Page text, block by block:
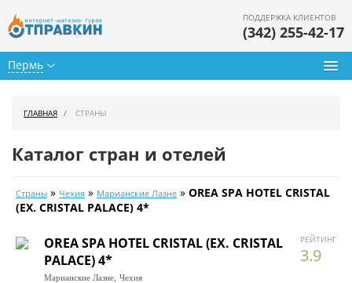
Пермь
ПОДДЕРЖКА КЛИЕНТОВ
(342) 255-42-17
Календарь туров
Цены дня
Страны
ГЛАВНАЯ СТРАНЫ
Каталог стран и отелей
Страны » Чехия » Марианские Лазне » OREA SPA HOTEL CRISTAL
(EX. CRISTAL PALACE) 4*
РЕЙТИНГ
3.9
OREA SPA HOTEL CRISTAL (EX. CRISTAL
PALACE) 4*
Марианские Лазне, Чехия